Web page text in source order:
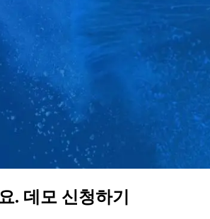
. 데모 신청하기